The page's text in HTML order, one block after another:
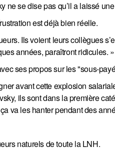
se dise pas qu’il a laissé
est déjà bien réelle.
Ils voient leurs collègues
années, paraîtront ridicules. »
ses propos sur les "sous-
avant cette explosion
ils sont dans la première
va les hanter pendant des
naturels de toute la LNH.